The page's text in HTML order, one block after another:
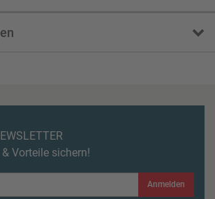
Vorteile sichern!
Anmelden